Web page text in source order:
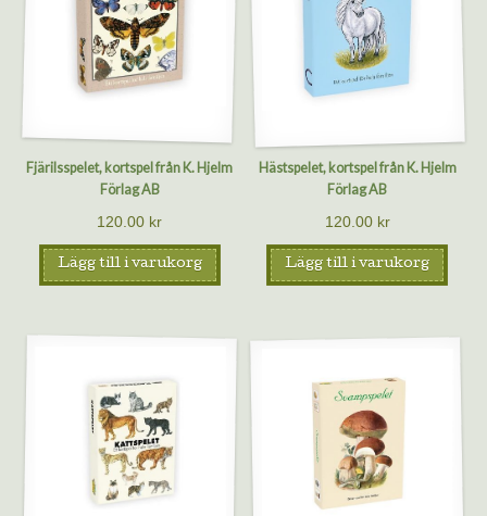
Fjärilsspelet, kortspel från K. Hjelm
Förlag AB
120.00 kr
Lägg till i varukorg
Hästspelet, kortspel från K. Hjelm
Förlag AB
120.00 kr
Lägg till i varukorg